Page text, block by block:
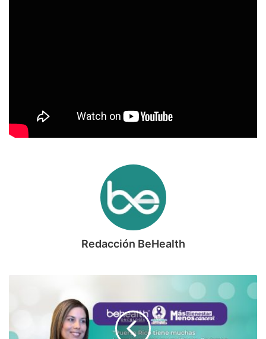
Redacción BeHealth